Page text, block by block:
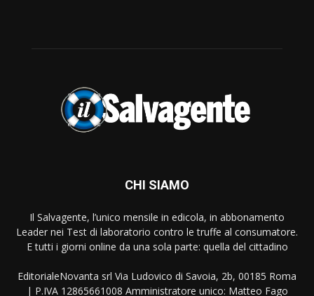
CHI SIAMO
Il Salvagente, l’unico mensile in edicola, in abbonamento
Leader nei Test di laboratorio contro le truffe al consumatore.
E tutti i giorni online da una sola parte: quella del cittadino
EditorialeNovanta srl Via Ludovico di Savoia, 2b, 00185 Roma
| P.IVA 12865661008 Amministratore unico: Matteo Fago